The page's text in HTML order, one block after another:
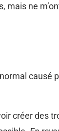
mais ne
créer des